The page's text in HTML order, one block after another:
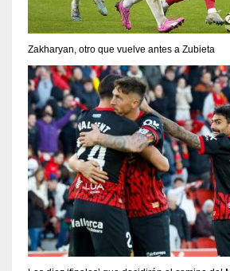
Zakharyan, otro que vuelve antes a Zubieta